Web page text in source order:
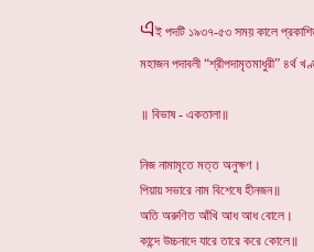
এই পদটি ১৯৩৭-৫৩ সময় কালে
মহাজন পদাবলী “শ্রীপদামৃতমাধুরী” ৪র্থ
॥ বিভাষ - একতালা॥
নিজ নামামৃতে মত্ত অনুক্ষণ।
পিয়ায় সভারে নাম বিশেষে হীনজন॥
অতি অরুণিত আঁখি আধ আধ বোলে।
কান্দে উচ্চনাদে যারে তারে করে কোলে॥